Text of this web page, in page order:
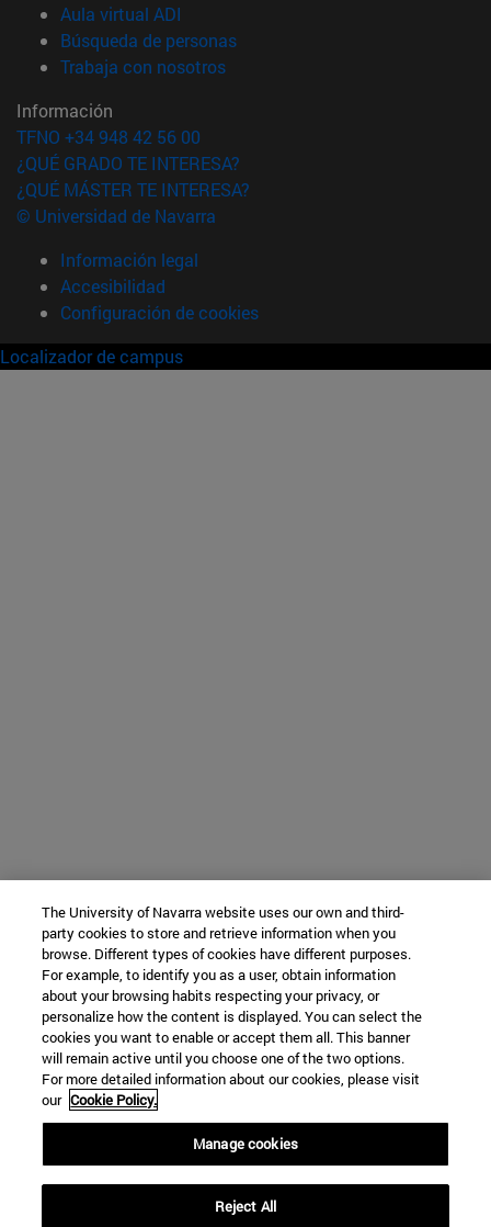
Aula virtual ADI
Búsqueda de personas(abre en nueva ventana)
Trabaja con nosotros(abre en nueva ventana)
Información
TFNO +34 948 42 56 00
¿QUÉ GRADO TE INTERESA?
¿QUÉ MÁSTER TE INTERESA?
© Universidad de Navarra
Información legal
Accesibilidad
Configuración de cookies
Localizador de campus
The University of Navarra website uses our own and third-
party cookies to store and retrieve information when you
browse. Different types of cookies have different purposes.
For example, to identify you as a user, obtain information
about your browsing habits respecting your privacy, or
personalize how the content is displayed. You can select the
cookies you want to enable or accept them all. This banner
will remain active until you choose one of the two options.
For more detailed information about our cookies, please visit
our Cookie Policy.
Manage cookies
Reject All